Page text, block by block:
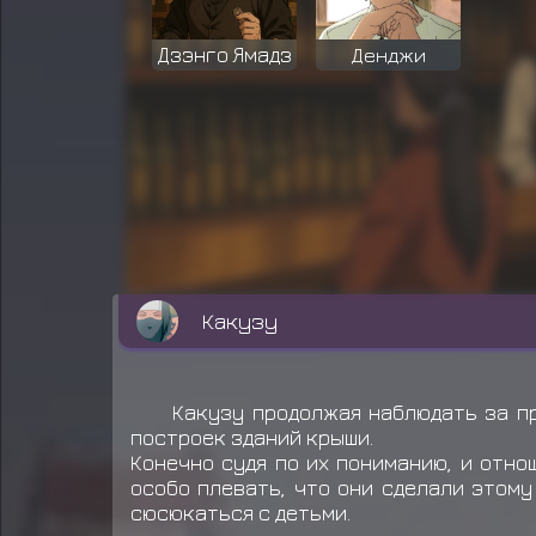
Дзэнго Ямадз Денджи
Какузу
Какузу продолжая наблюдать за
построек зданий крыши.
Конечно судя по их пониманию, и
особо плевать, что они сделали
сюсюкаться с детьми.